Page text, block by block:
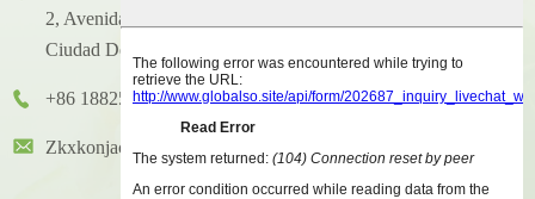
2, Avenida Chenjiang Zhongkai, Distrito De Huicheng,
Ciudad De Huizhou
+86 18825458362
Zkxkonjac@hzzkx.com